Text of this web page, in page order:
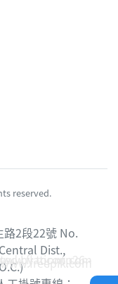
reserved.
2段22號 No.
Dist.,
by topntp26 -
www.freepik.com